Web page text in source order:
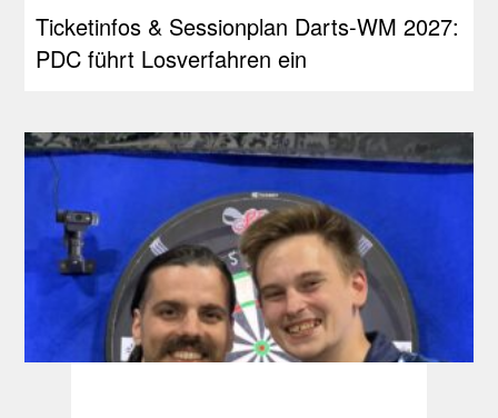
Ticketinfos & Sessionplan Darts-WM 2027:
PDC führt Losverfahren ein